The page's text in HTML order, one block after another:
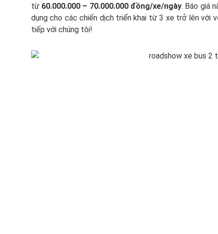
từ 60.000.000 – 70.000.000 đồng/xe/ngày. Báo giá
dụng cho các chiến dịch triển khai từ 3 xe trở lên với
tiếp với chúng tôi!